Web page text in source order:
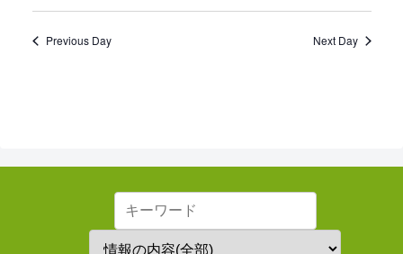
Previous Day Next Day